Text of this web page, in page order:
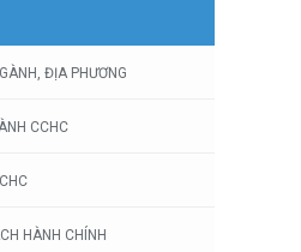
ĐỊA PHƯƠNG
CCHC
HÀNH CHÍNH